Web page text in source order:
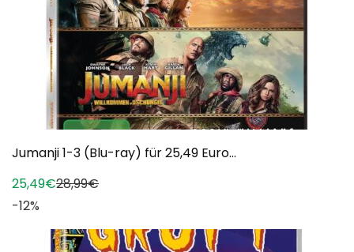
Jumanji 1-3 (Blu-ray) für 25,49 Euro...
25,49€28,99€
-12%